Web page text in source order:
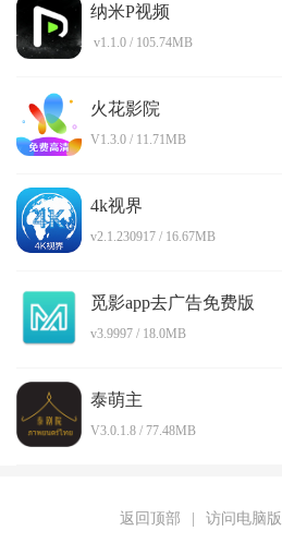
纳米P视频
v1.1.0 / 105.74MB
火花影院
V1.3.0 / 11.71MB
4k视界
v2.1.230917 / 16.67MB
觅影app去广告免费版
v3.9997 / 18.0MB
泰萌主
V3.0.1.8 / 77.48MB
返回顶部 | 访问电脑版